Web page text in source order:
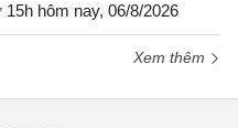
hôm nay, 06/8/2026
Xem thêm